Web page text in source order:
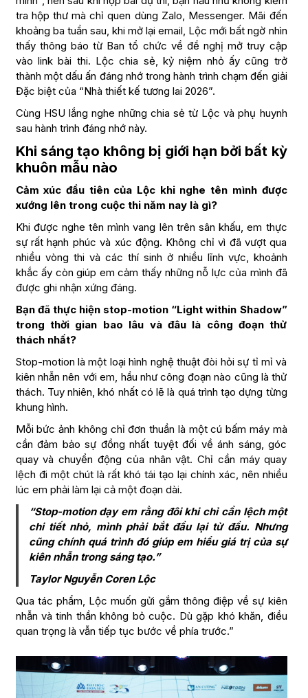
tra hộp thư mà chỉ quen dùng Zalo, Messenger. Mãi đến
khoảng ba tuần sau, khi mở lại email, Lộc mới bất ngờ nhìn
thấy thông báo từ Ban tổ chức về đề nghị mở truy cập
vào link bài thi. Lộc chia sẻ, kỷ niệm nhỏ ấy cũng trở
thành một dấu ấn đáng nhớ trong hành trình chạm đến giải
Đặc biệt của “Nhà thiết kế tương lai 2026”.
Cùng HSU lắng nghe những chia sẻ từ Lộc và phụ huynh
sau hành trình đáng nhớ này.
Khi sáng tạo không bị giới hạn bởi bất kỳ
khuôn mẫu nào
Cảm xúc đầu tiên của Lộc khi nghe tên mình được
xướng lên trong cuộc thi năm nay là gì?
Khi được nghe tên mình vang lên trên sân khấu, em thực
sự rất hạnh phúc và xúc động. Không chỉ vì đã vượt qua
nhiều vòng thi và các thí sinh ở nhiều lĩnh vực, khoảnh
khắc ấy còn giúp em cảm thấy những nỗ lực của mình đã
được ghi nhận xứng đáng.
Bạn đã thực hiện stop-motion “Light within Shadow”
trong thời gian bao lâu và đâu là công đoạn thử
thách nhất?
Stop-motion là một loại hình nghệ thuật đòi hỏi sự tỉ mỉ và
kiên nhẫn nên với em, hầu như công đoạn nào cũng là thử
thách. Tuy nhiên, khó nhất có lẽ là quá trình tạo dựng từng
khung hình.
Mỗi bức ảnh không chỉ đơn thuần là một cú bấm máy mà
cần đảm bảo sự đồng nhất tuyệt đối về ánh sáng, góc
quay và chuyển động của nhân vật. Chỉ cần máy quay
lệch đi một chút là rất khó tái tạo lại chính xác, nên nhiều
lúc em phải làm lại cả một đoạn dài.
“Stop-motion dạy em rằng đôi khi chỉ cần lệch một
chi tiết nhỏ, mình phải bắt đầu lại từ đầu. Nhưng
cũng chính quá trình đó giúp em hiểu giá trị của sự
kiên nhẫn trong sáng tạo.”
Taylor Nguyễn Coren Lộc
Qua tác phẩm, Lộc muốn gửi gắm thông điệp về sự kiên
nhẫn và tinh thần không bỏ cuộc. Dù gặp khó khăn, điều
quan trọng là vẫn tiếp tục bước về phía trước.”